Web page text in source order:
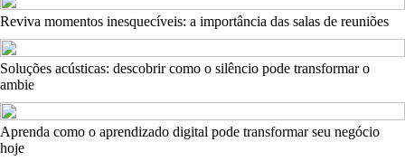
Reviva momentos inesquecíveis: a importância das salas de reuniões
Soluções acústicas: descobrir como o silêncio pode transformar o
ambie
Aprenda como o aprendizado digital pode transformar seu negócio
hoje